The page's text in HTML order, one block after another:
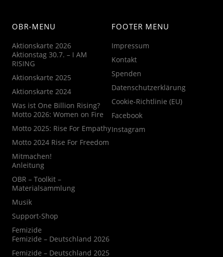
OBR-MENU
Aktionskarte 2026
Aktionstag 30.7. – I AM
RISING
Aktionskarte 2025
Aktionskarte 2024
Was ist One Billion Rising?
Motto 2026: Women on Fire
Motto 2025: Rise For Empathy
Motto 2024 Rise For Freedom
Mitmachen!
Anleitung
OBR – Toolkit –
Materialsammlung
Musik
Support-Shop
Femizide
Femizide – Deutschland 2026
Femizide – Deutschland 2025
FOOTER MENU
Impressum
Kontakt
Spenden
Datenschutzerklärung
Cookie-Richtlinie (EU)
Facebook
Instagram